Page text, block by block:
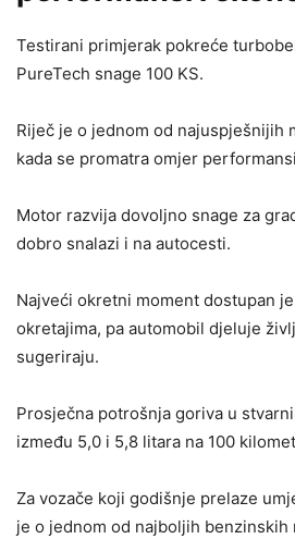
Testirani primjerak pokreće
PureTech snage 100 KS.
Riječ je o jednom od najuspješnijih
kada se promatra omjer
Motor razvija dovoljno snage za
dobro snalazi i na autocesti.
Najveći okretni moment dostupan
okretajima, pa automobil djeluje
sugeriraju.
Prosječna potrošnja goriva u
između 5,0 i 5,8 litara na 100
Za vozače koji godišnje prelaze
je o jednom od najboljih benzinskih